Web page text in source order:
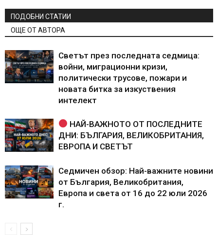
ПОДОБНИ СТАТИИ
ОЩЕ ОТ АВТОРА
Светът през последната седмица:
войни, миграционни кризи,
политически трусове, пожари и
новата битка за изкуствения
интелект
НАЙ-ВАЖНОТО ОТ ПОСЛЕДНИТЕ
ДНИ: БЪЛГАРИЯ, ВЕЛИКОБРИТАНИЯ,
ЕВРОПА И СВЕТЪТ
Седмичен обзор: Най-важните новини
от България, Великобритания,
Европа и света от 16 до 22 юли 2026
г.